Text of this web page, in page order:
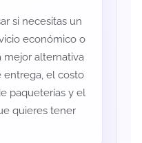
si necesitas un
económico o
mejor alternativa
el costo
paqueterías y el
quieres tener